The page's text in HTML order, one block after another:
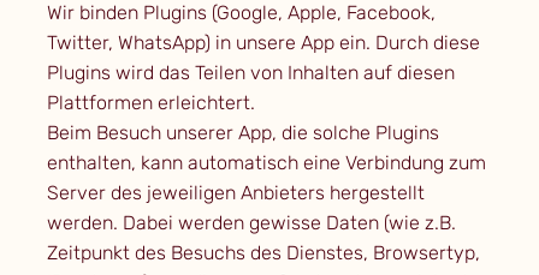
Wir binden Plugins (Google, Apple, Facebook,
Twitter, WhatsApp) in unsere App ein. Durch diese
Plugins wird das Teilen von Inhalten auf diesen
Plattformen erleichtert.
Beim Besuch unserer App, die solche Plugins
enthalten, kann automatisch eine Verbindung zum
Server des jeweiligen Anbieters hergestellt
werden. Dabei werden gewisse Daten (wie z.B.
Zeitpunkt des Besuchs des Dienstes, Browsertyp,